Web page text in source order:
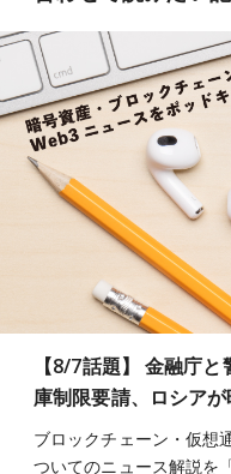
【8/7話題】 金融庁
庫制限要請、ロシア
ブロックチェーン・仮想
ついてのニュース解説を